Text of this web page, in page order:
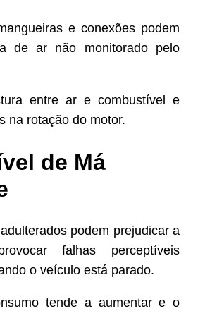
e conexões podem
de ar não monitorado pelo
entre ar e combustível e
na rotação do motor.
de Má
podem prejudicar a
falhas perceptíveis
o veículo está parado.
tende a aumentar e o